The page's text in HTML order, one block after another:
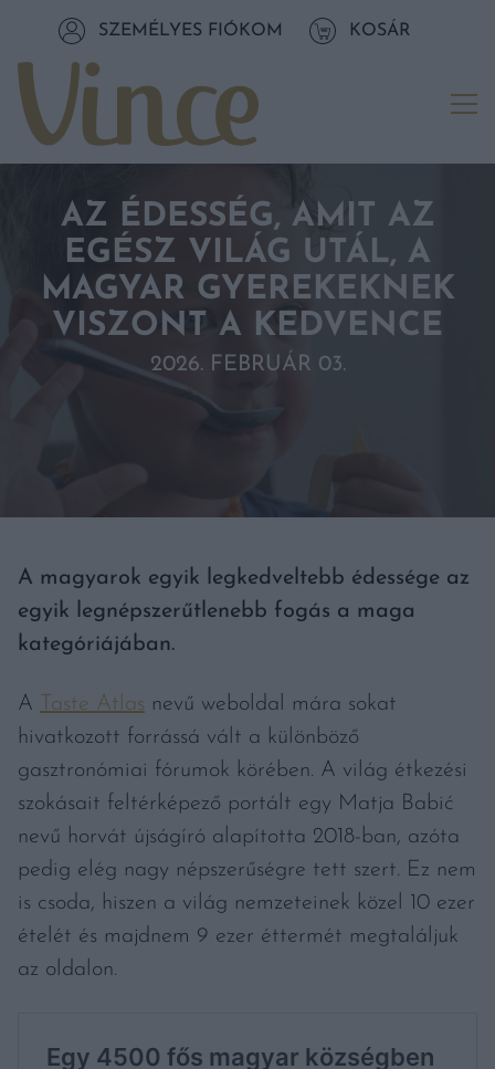
Tovább a tartalomhozSZEMÉLYES FIÓKOM KOSÁR
AZ ÉDESSÉG, AMIT AZ
EGÉSZ VILÁG UTÁL, A
MAGYAR GYEREKEKNEK
VISZONT A KEDVENCE
2026. FEBRUÁR 03.
A magyarok egyik legkedveltebb édessége az
egyik legnépszerűtlenebb fogás a maga
kategóriájában.
A Taste Atlas nevű weboldal mára sokat
hivatkozott forrássá vált a különböző
gasztronómiai fórumok körében. A világ étkezési
szokásait feltérképező portált egy Matja Babić
nevű horvát újságíró alapította 2018-ban, azóta
pedig elég nagy népszerűségre tett szert. Ez nem
is csoda, hiszen a világ nemzeteinek közel 10 ezer
ételét és majdnem 9 ezer éttermét megtaláljuk
az oldalon.